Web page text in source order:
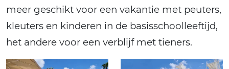
meer geschikt voor een vakantie met peuters,
kleuters en kinderen in de basisschoolleeftijd,
het andere voor een verblijf met tieners.